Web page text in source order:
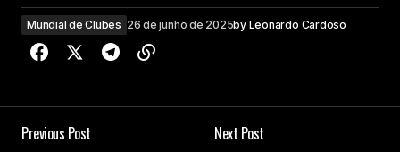
Mundial de Clubes 26 de junho de 2025by Leonardo Cardoso
Previous Post
Next Post